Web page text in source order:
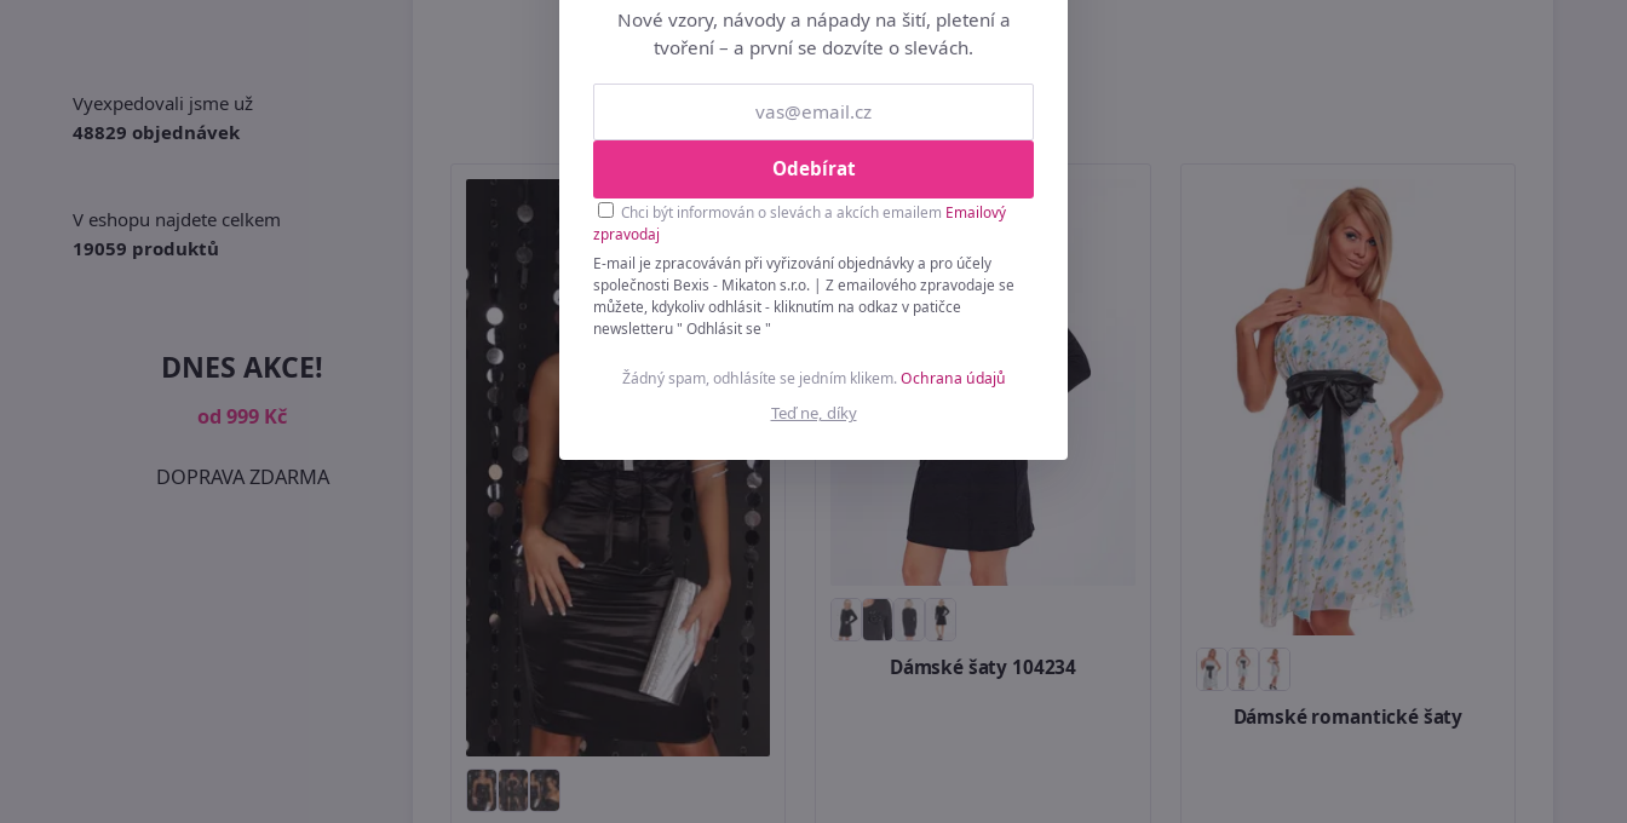
| 1 |
Dámské šaty 104234
Dámské romantické šaty
Vyexpedovali jsme už
48829 objednávek
V eshopu najdete celkem
19059 produktů
DNES AKCE!
od 999 Kč
DOPRAVA ZDARMA
Nové vzory, návody a nápady na šití, pletení a
tvoření – a první se dozvíte o slevách.
Odebírat
Chci být informován o slevách a akcích emailem Emailový
zpravodaj
E-mail je zpracováván při vyřizování objednávky a pro účely
společnosti Bexis - Mikaton s.r.o. | Z emailového zpravodaje se
můžete, kdykoliv odhlásit - kliknutím na odkaz v patičce
newsletteru " Odhlásit se "
Žádný spam, odhlásíte se jedním klikem.Ochrana údajů
Teď ne, díky